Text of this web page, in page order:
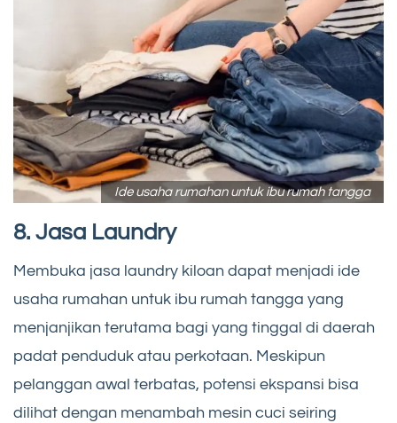
Ide usaha rumahan untuk ibu rumah tangga
8. Jasa Laundry
Membuka jasa laundry kiloan dapat menjadi ide
usaha rumahan untuk ibu rumah tangga yang
menjanjikan terutama bagi yang tinggal di daerah
padat penduduk atau perkotaan. Meskipun
pelanggan awal terbatas, potensi ekspansi bisa
dilihat dengan menambah mesin cuci seiring